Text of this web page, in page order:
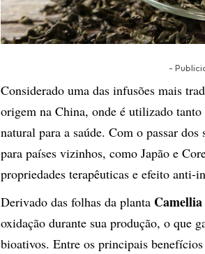
-
Considerado uma das infusões mais
origem na China, onde é utilizado
natural para a saúde. Com o passar
para países vizinhos, como Japão e
propriedades terapêuticas e efeito anti-
Derivado das folhas da planta Camellia
oxidação durante sua produção, o que
bioativos. Entre os principais